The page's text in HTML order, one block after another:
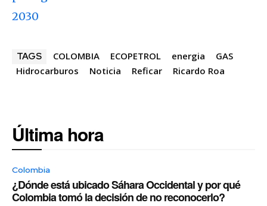
2030
TAGS COLOMBIA ECOPETROL energia
GAS
Hidrocarburos
Noticia Reficar Ricardo Roa
Última hora
Colombia
¿Dónde está ubicado Sáhara Occidental y por qué
Colombia tomó la decisión de no reconocerlo?